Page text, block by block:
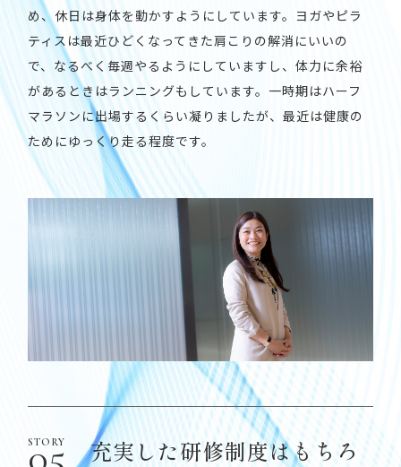
め、休日は身体を動かすようにしています。ヨガやピラ
ティスは最近ひどくなってきた肩こりの解消にいいの
で、なるべく毎週やるようにしていますし、体力に余裕
があるときはランニングもしています。一時期はハーフ
マラソンに出場するくらい凝りましたが、最近は健康の
ためにゆっくり走る程度です。
充実した研修制度はもちろ